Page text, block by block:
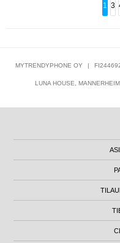
1 3
MYTRENDYPHONE OY |
LUNA HOUSE,